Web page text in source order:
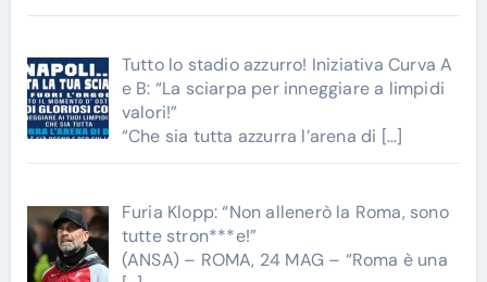
Tutto lo stadio azzurro! Iniziativa Curva A
e B: “La sciarpa per inneggiare a limpidi
valori!”
“Che sia tutta azzurra l’arena di […]
Furia Klopp: “Non allenerò la Roma, sono
tutte stron***e!”
(ANSA) – ROMA, 24 MAG – “Roma è una